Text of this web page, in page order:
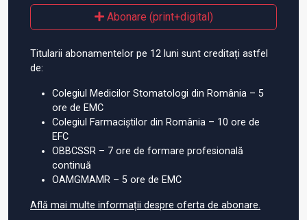
Abonare (print+digital)
Titularii abonamentelor pe 12 luni sunt creditați astfel
de:
Colegiul Medicilor Stomatologi din România – 5
ore de EMC
Colegiul Farmaciștilor din România – 10 ore de
EFC
OBBCSSR – 7 ore de formare profesională
continuă
OAMGMAMR – 5 ore de EMC
Află mai multe informații despre oferta de abonare.